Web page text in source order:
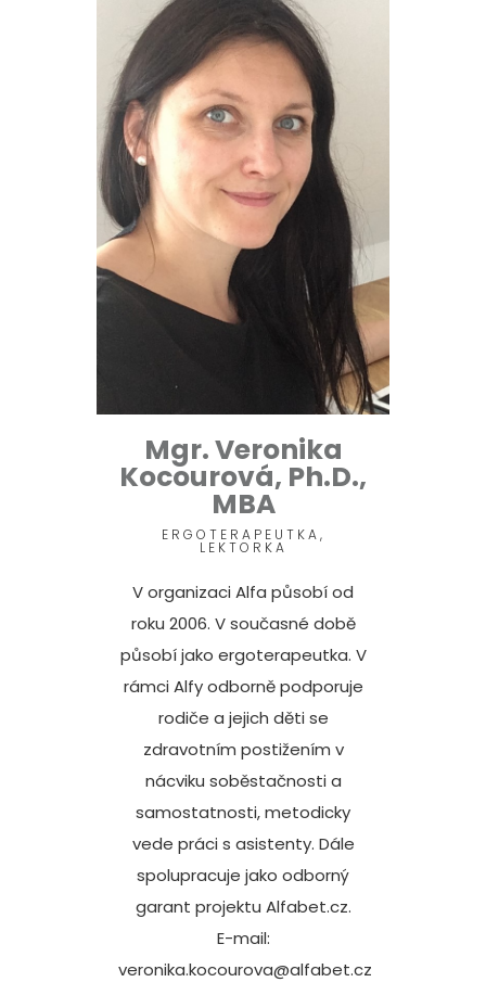
Mgr. Veronika
Kocourová, Ph.D.,
MBA
ERGOTERAPEUTKA,
LEKTORKA
V organizaci Alfa působí od
roku 2006. V současné době
působí jako ergoterapeutka. V
rámci Alfy odborně podporuje
rodiče a jejich děti se
zdravotním postižením v
nácviku soběstačnosti a
samostatnosti, metodicky
vede práci s asistenty. Dále
spolupracuje jako odborný
garant projektu Alfabet.cz.
E-mail:
veronika.kocourova@alfabet.cz